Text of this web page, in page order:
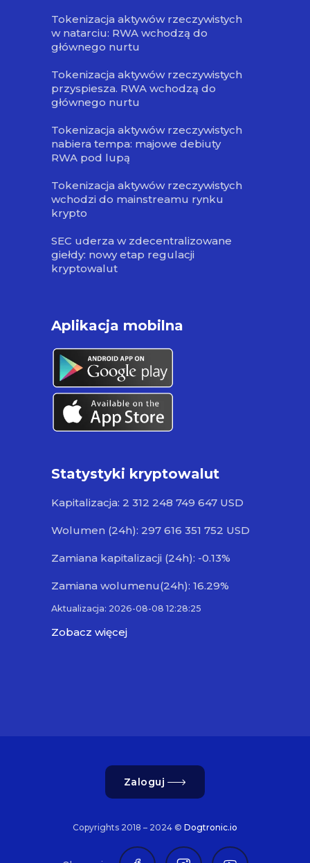
Tokenizacja aktywów rzeczywistych
w natarciu: RWA wchodzą do
głównego nurtu
Tokenizacja aktywów rzeczywistych
przyspiesza. RWA wchodzą do
głównego nurtu
Tokenizacja aktywów rzeczywistych
nabiera tempa: majowe debiuty
RWA pod lupą
Tokenizacja aktywów rzeczywistych
wchodzi do mainstreamu rynku
krypto
SEC uderza w zdecentralizowane
giełdy: nowy etap regulacji
kryptowalut
Aplikacja mobilna
Statystyki kryptowalut
Kapitalizacja: 2 312 248 749 647 USD
Wolumen (24h): 297 616 351 752 USD
Zamiana kapitalizacji (24h): -0.13%
Zamiana wolumenu(24h): 16.29%
Aktualizacja: 2026-08-08 12:28:25
Zobacz więcej
Zaloguj
Copyrights 2018 – 2024 © Dogtronic.io